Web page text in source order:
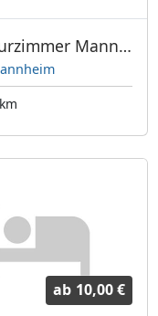
Monteurzimmer Mannheim
ab 10,00 €